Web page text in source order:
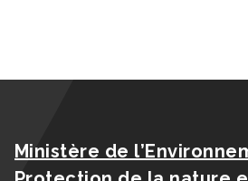
Ministère de